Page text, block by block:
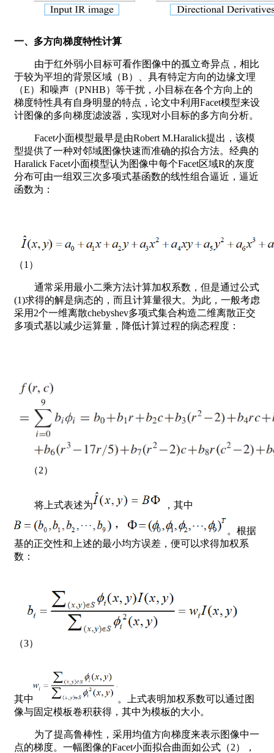
一、多方向梯度特性计算
由于红外弱小目标可看作图像中的孤立奇异点，相比
于较为平坦的背景区域（B）、具有特定方向的边缘文理
（E）和噪声（PNHB）等干扰，小目标在各个方向上的
梯度特性具有自身明显的特点，论文中利用Facet模型来设
计图像的多向梯度滤波器，实现对小目标的多方向分析。
Facet小面模型最早是由Robert M.Haralick提出，该模
型提供了一种对邻域图像快速而准确的拟合方法。经典的
Haralick Facet小面模型认为图像中每个Facet区域R的灰度
分布可由一组双三次多项式基函数的线性组合逼近，逼近
函数为：
（1）
通常采用最小二乘方法计算加权系数，但是通过公式
(1)求得的解是病态的，而且计算量很大。为此，一般考虑
采用2个一维离散chebyshev多项式集合构造二维离散正交
多项式基以减少运算量，降低计算过程的病态程度：
（2）
将上式表述为 ，其中
。根据
基的正交性和上述的最小均方误差，便可以求得加权系
数：
（3）
其中
。上式表明加权系数可以通过图
像与固定模板卷积获得，其中为模板的大小。
为了提高鲁棒性，采用均值方向梯度来表示图像中一
点的梯度。一幅图像的Facet小面拟合曲面如公式（2），